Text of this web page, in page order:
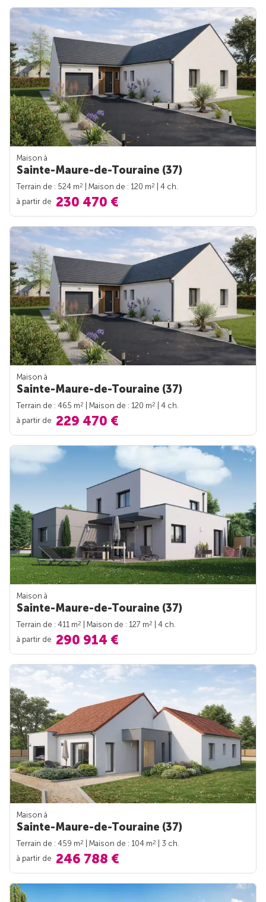
Maison à
Sainte-Maure-de-Touraine (37)
Terrain de : 524 m2 | Maison de : 120 m2
| 4 ch.
à partir de 230 470 €
Maison à
Sainte-Maure-de-Touraine (37)
Terrain de : 465 m2 | Maison de : 120 m2
| 4 ch.
à partir de 229 470 €
Maison à
Sainte-Maure-de-Touraine (37)
Terrain de : 411 m2 | Maison de : 127 m2
| 4 ch.
à partir de 290 914 €
Maison à
Sainte-Maure-de-Touraine (37)
Terrain de : 459 m2 | Maison de : 104 m2
| 3 ch.
à partir de 246 788 €